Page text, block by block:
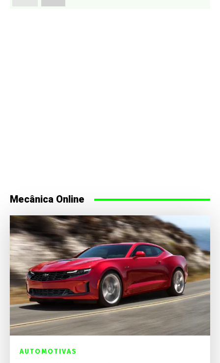
Mecânica Online
AUTOMOTIVAS